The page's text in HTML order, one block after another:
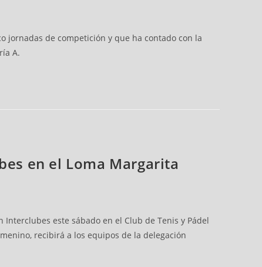
jornadas de competición y que ha contado con la
A.
en el Loma Margarita
Interclubes este sábado en el Club de Tenis y Pádel
recibirá a los equipos de la delegación